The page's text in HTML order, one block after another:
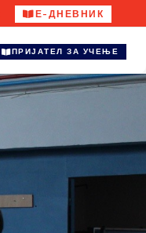
Е-ДНЕВНИК
ПРИЈАТЕЛ ЗА УЧЕЊЕ